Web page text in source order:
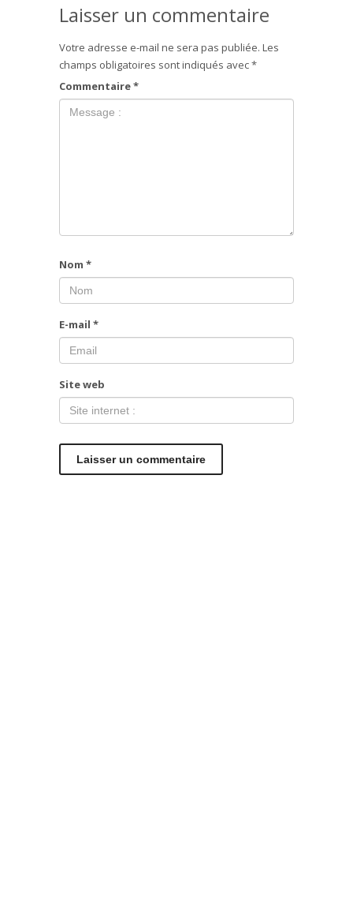
Laisser un commentaire
Votre adresse e-mail ne sera pas publiée. Les
champs obligatoires sont indiqués avec*
Commentaire*
Nom *
E-mail *
Site web